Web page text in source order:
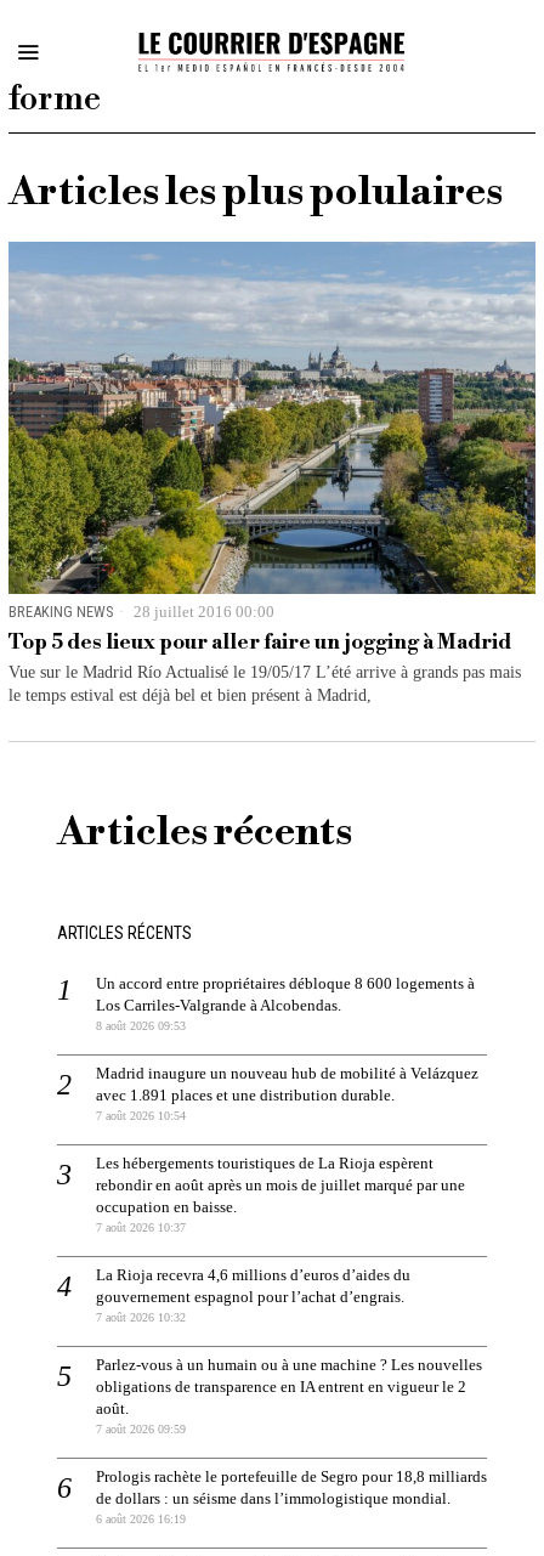
forme
Articles les plus polulaires
BREAKING NEWS 28 juillet 2016 00:00
Top 5 des lieux pour aller faire un jogging à Madrid
Vue sur le Madrid Río Actualisé le 19/05/17 L’été arrive à grands pas mais
le temps estival est déjà bel et bien présent à Madrid,
Articles récents
ARTICLES RÉCENTS
Un accord entre propriétaires débloque 8 600 logements à
Los Carriles-Valgrande à Alcobendas.
8 août 2026 09:53
Madrid inaugure un nouveau hub de mobilité à Velázquez
avec 1.891 places et une distribution durable.
7 août 2026 10:54
Les hébergements touristiques de La Rioja espèrent
rebondir en août après un mois de juillet marqué par une
occupation en baisse.
7 août 2026 10:37
La Rioja recevra 4,6 millions d’euros d’aides du
gouvernement espagnol pour l’achat d’engrais.
7 août 2026 10:32
Parlez-vous à un humain ou à une machine ? Les nouvelles
obligations de transparence en IA entrent en vigueur le 2
août.
7 août 2026 09:59
Prologis rachète le portefeuille de Segro pour 18,8 milliards
de dollars : un séisme dans l’immologistique mondial.
6 août 2026 16:19